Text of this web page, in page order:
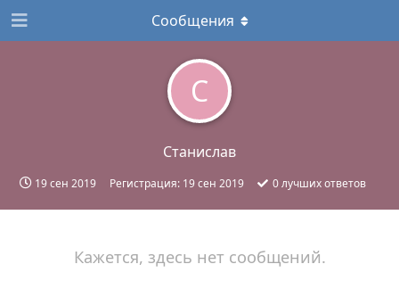
С
Станислав
19 сен 2019 Регистрация: 19 сен 2019 0лучших ответов
Сообщения
Кажется, здесь нет сообщений.